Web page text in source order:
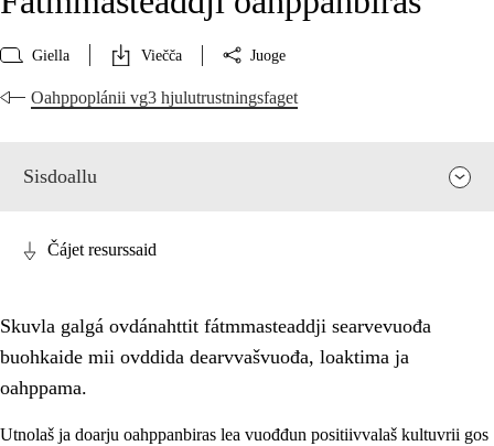
Giella Viečča Juoge
Oahppoplánii vg3 hjulutrustningsfaget
Sisdoallu
Čájet resurssaid
Skuvla galgá ovdánahttit fátmmasteaddji searvevuođa
buohkaide mii ovddida dearvvašvuođa, loaktima ja
oahppama.
Utnolaš ja doarju oahppanbiras lea vuođđun positiivvalaš kultuvrii gos